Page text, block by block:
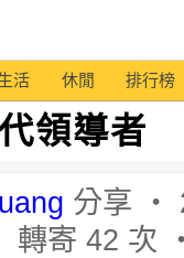
活 休閒 排行榜
領導者
分享 ‧
轉寄 42 次